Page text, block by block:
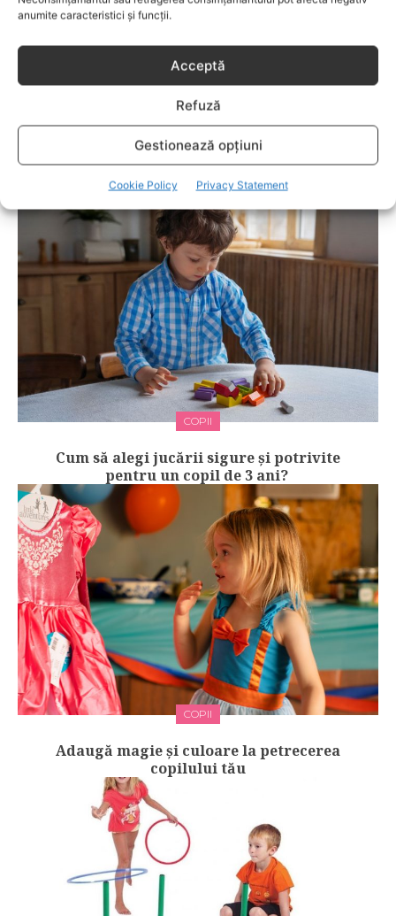
anumite caracteristici și funcții.
Acceptă
Refuză
Gestionează opțiuni
Cookie Policy Privacy Statement
întreagă de sfaturi eficiente. COPII TALENTAŢI – este un
capitol fascinant dedicat copiilor valoroși ai țării. ÎNVAŢĂ
SĂ PREVII! –sunt prezentate soluţii de prevenire a
anumitor probleme de sănătate ce pot afecta atât viaţa
copiilor, cât şi pe cea a părinţilor.
RELATED POSTS
COPII
Cum să alegi jucării sigure și potrivite
pentru un copil de 3 ani?
COPII
Adaugă magie și culoare la petrecerea
copilului tău